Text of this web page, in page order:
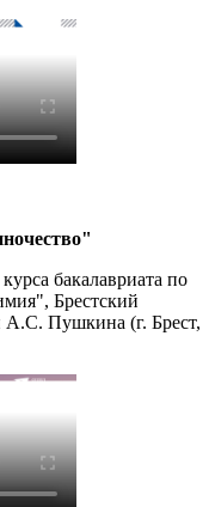
бакалавриата по
Брестский
А.С. Пушкина (г. Брест,